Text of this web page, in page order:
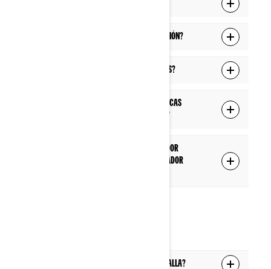
¿Qué es la función de ajustes de conducción?
¿Funciona la pantalla táctil con guantes?
¿Están bloqueadas algunas características
mientras el vehículo está en movimiento?
¿Cómo puedo añadir o cambiar el indicador
adicional en el centro del modo de indicador
¿Cómo emparejo mi teléfono con la pantalla?